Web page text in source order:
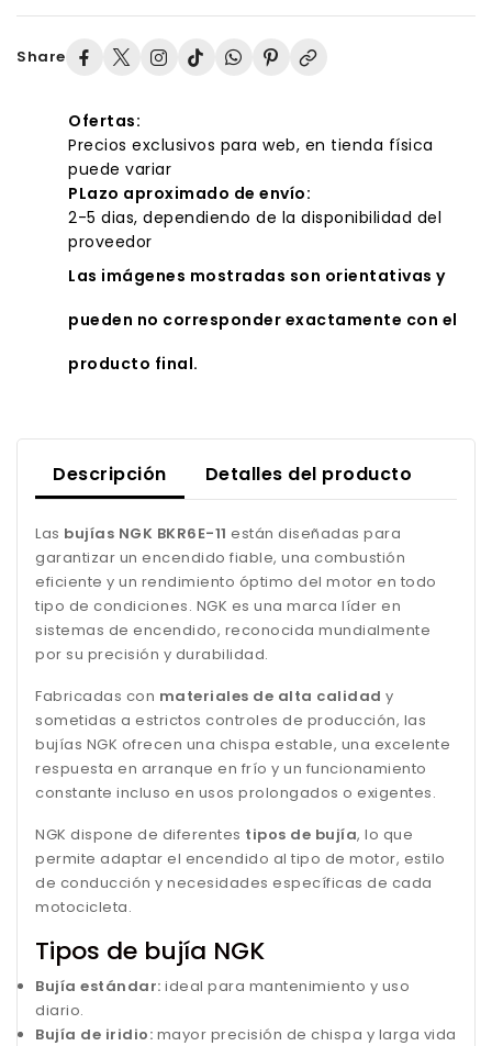
Share
Ofertas:
Precios exclusivos para web, en tienda física
puede variar
PLazo aproximado de envío:
2-5 dias, dependiendo de la disponibilidad del
proveedor
Las imágenes mostradas son orientativas y
pueden no corresponder exactamente con el
producto final.
Descripción Detalles del producto
Las bujías NGK BKR6E-11 están diseñadas para
garantizar un encendido fiable, una combustión
eficiente y un rendimiento óptimo del motor en todo
tipo de condiciones. NGK es una marca líder en
sistemas de encendido, reconocida mundialmente
por su precisión y durabilidad.
Fabricadas con materiales de alta calidad y
sometidas a estrictos controles de producción, las
bujías NGK ofrecen una chispa estable, una excelente
respuesta en arranque en frío y un funcionamiento
constante incluso en usos prolongados o exigentes.
NGK dispone de diferentes tipos de bujía, lo que
permite adaptar el encendido al tipo de motor, estilo
de conducción y necesidades específicas de cada
motocicleta.
Tipos de bujía NGK
Bujía estándar: ideal para mantenimiento y uso
diario.
Bujía de iridio: mayor precisión de chispa y larga vida